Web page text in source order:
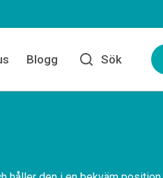
Blogg Sök